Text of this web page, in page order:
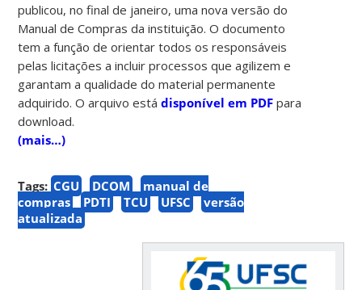
publicou, no final de janeiro, uma nova versão do
Manual de Compras da instituição. O documento
tem a função de orientar todos os responsáveis
pelas licitações a incluir processos que agilizem e
garantam a qualidade do material permanente
adquirido. O arquivo estádisponível em PDF para
download.
(mais…)
Tags: CGU DCOM
manual de
compras
PDTI TCU UFSC
versão
atualizada